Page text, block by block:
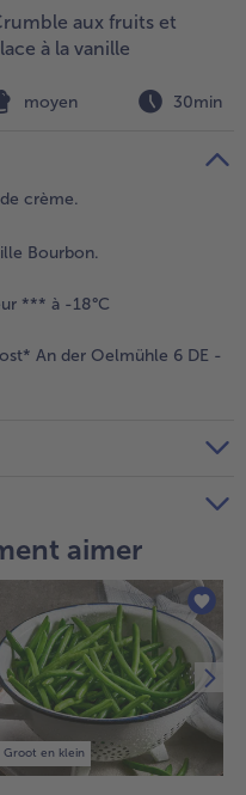
aux fruits et
à la vanille
moyen 30min
crème.
Bourbon.
*** à -18°C
An der Oelmühle 6 DE -
aimer
Groot en klein